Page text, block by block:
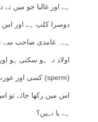
ہے اور غالبا جو میں
دوسرا کلپ ہے اور اس
ہے۔ غامدی صاحب سے
اولاد نہ ہو سکتی ہو
اس میں رکھا جائے تو
ہے یا نہیں؟